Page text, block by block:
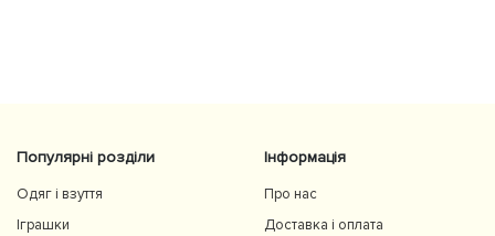
Популярні розділи
Одяг і взуття
Іграшки
Інформація
Про нас
Доставка і оплата